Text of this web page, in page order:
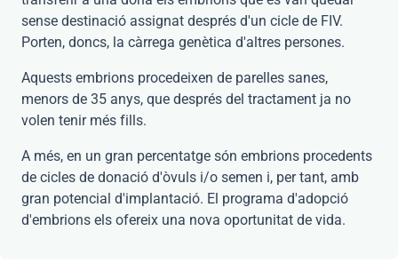
sense destinació assignat després d'un cicle de FIV.
Porten, doncs, la càrrega genètica d'altres persones.
Aquests embrions procedeixen de parelles sanes,
menors de 35 anys, que després del tractament ja no
volen tenir més fills.
A més, en un gran percentatge són embrions procedents
de cicles de donació d'òvuls i/o semen i, per tant, amb
gran potencial d'implantació. El programa d'adopció
d'embrions els ofereix una nova oportunitat de vida.